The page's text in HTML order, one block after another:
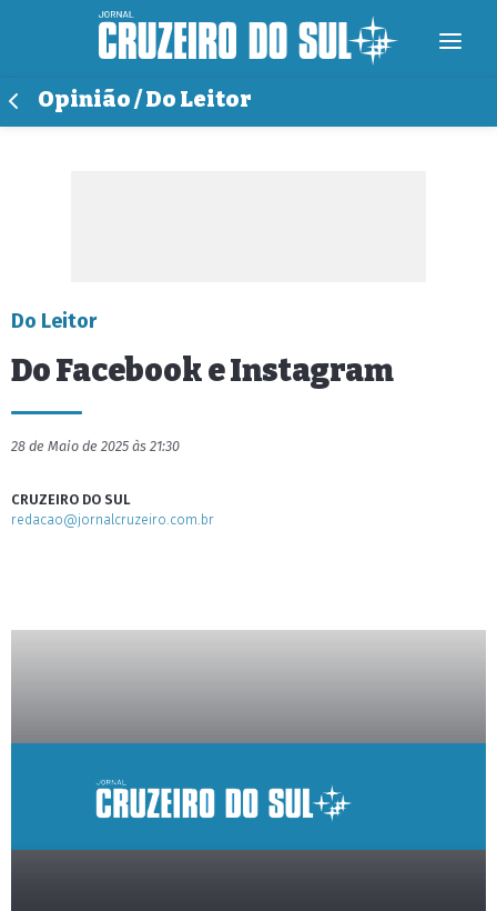
Opinião / Do Leitor
Do Leitor
Do Facebook e Instagram
28 de Maio de 2025 às 21:30
CRUZEIRO DO SUL
redacao@jornalcruzeiro.com.br